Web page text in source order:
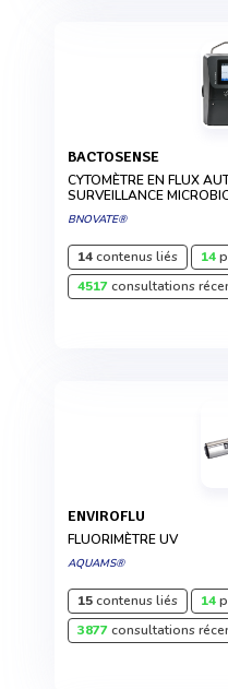
BACTOSENSE
CYTOMÈTRE EN FLUX
SURVEILLANCE
BNOVATE®
14contenus liés 14
4517consultations
ENVIROFLU
FLUORIMÈTRE UV
AQUAMS®
15contenus liés 14
3877consultations